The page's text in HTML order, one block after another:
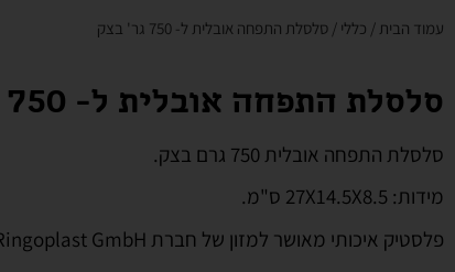
עמוד הבית / כללי / סלסלת התפחה אובלית ל- 750 גר' בצק
סלסלת התפחה אובלית ל- 750 גר' בצק
סלסלת התפחה אובלית 750 גרם בצק.
מידות: 27X14.5X8.5 ס"מ.
פלסטיק איכותי מאושר למזון של חברת Ringoplast GmbH תוצרת גרמניה.